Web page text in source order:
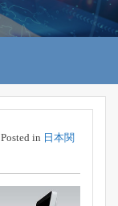
Posted in 日本関